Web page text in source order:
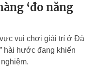
‘đo năng
vui chơi giải trí ở Đà
hài hước đang khiến